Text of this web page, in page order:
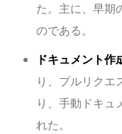
た。主に、早期
のである。
ドキュメント作
り、プルリクエ
り、手動ドキュ
れた。